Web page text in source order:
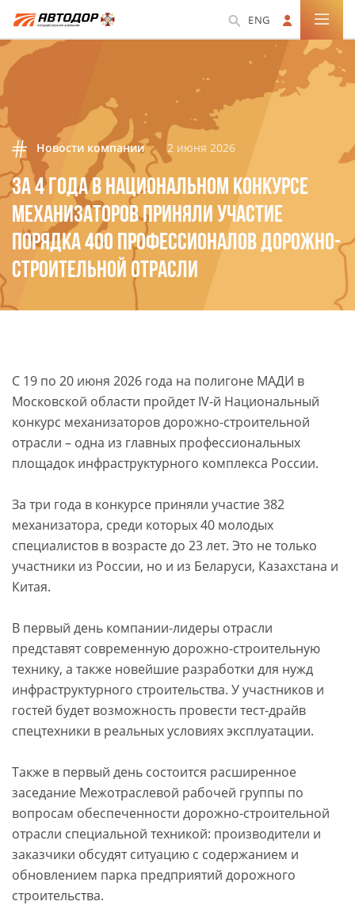
ENG
Новости компании 2 июня 2026
ЗА 4 ГОДА В НАЦИОНАЛЬНОМ КОНКУРСЕ
МЕХАНИЗАТОРОВ ПРИНЯЛИ УЧАСТИЕ
ПОРЯДКА 400 ПРОФЕССИОНАЛОВ ДОРОЖНО-
СТРОИТЕЛЬНОЙ ОТРАСЛИ
С 19 по 20 июня 2026 года на полигоне МАДИ в
Московской области пройдет IV-й Национальный
конкурс механизаторов дорожно-строительной
отрасли – одна из главных профессиональных
площадок инфраструктурного комплекса России.
За три года в конкурсе приняли участие 382
механизатора, среди которых 40 молодых
специалистов в возрасте до 23 лет. Это не только
участники из России, но и из Беларуси, Казахстана и
Китая.
В первый день компании-лидеры отрасли
представят современную дорожно-строительную
технику, а также новейшие разработки для нужд
инфраструктурного строительства. У участников и
гостей будет возможность провести тест-драйв
спецтехники в реальных условиях эксплуатации.
Также в первый день состоится расширенное
заседание Межотраслевой рабочей группы по
вопросам обеспеченности дорожно-строительной
отрасли специальной техникой: производители и
заказчики обсудят ситуацию с содержанием и
обновлением парка предприятий дорожного
строительства.